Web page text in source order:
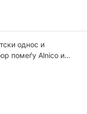
однос и
помеѓу Alnico и